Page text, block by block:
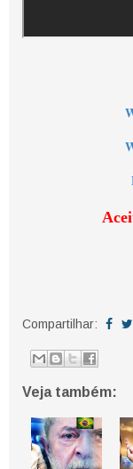
Compartilhar:
Veja também: